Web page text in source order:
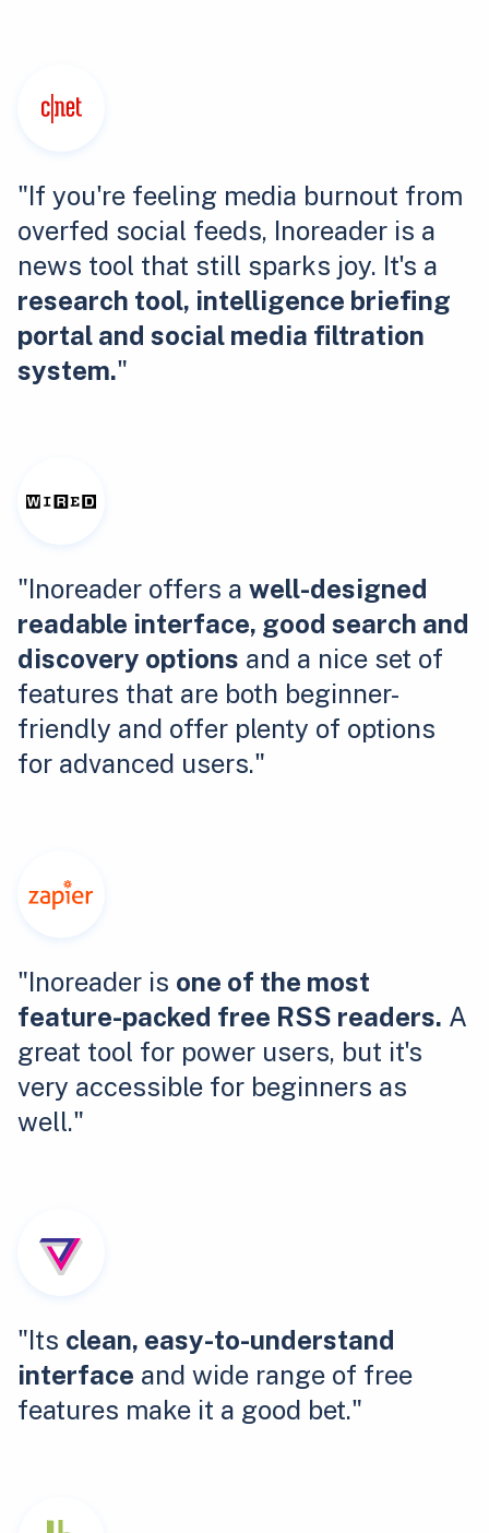
"If you're feeling media burnout from
overfed social feeds, Inoreader is a
news tool that still sparks joy. It's a
research tool, intelligence briefing
portal and social media filtration
system."
"Inoreader offers a well-designed
readable interface, good search and
discovery options and a nice set of
features that are both beginner-
friendly and offer plenty of options
for advanced users."
"Inoreader is one of the most
feature-packed free RSS readers. A
great tool for power users, but it's
very accessible for beginners as
well."
"Its clean, easy-to-understand
interface and wide range of free
features make it a good bet."